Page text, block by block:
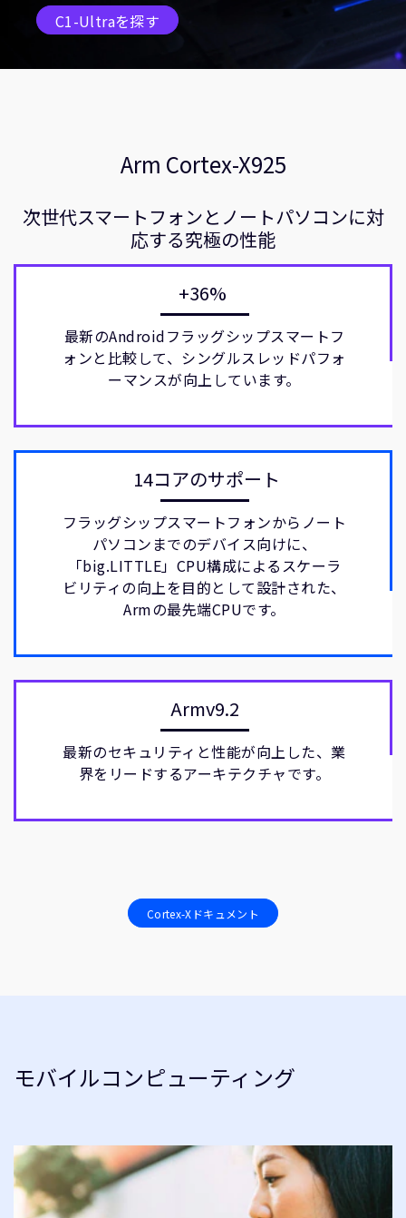
C1-Ultraを探す
Arm Cortex-X925
次世代スマートフォンとノートパソコンに対
応する究極の性能
+36%
最新のAndroidフラッグシップスマートフ
ォンと比較して、シングルスレッドパフォ
ーマンスが向上しています。
14コアのサポート
フラッグシップスマートフォンからノート
パソコンまでのデバイス向けに、
「big.LITTLE」CPU構成によるスケーラ
ビリティの向上を目的として設計された、
Armの最先端CPUです。
Armv9.2
最新のセキュリティと性能が向上した、業
界をリードするアーキテクチャです。
Cortex-Xドキュメント
モバイルコンピューティング